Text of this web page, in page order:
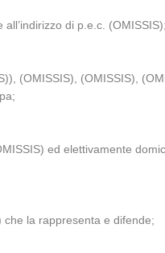
di p.e.c. (OMISSIS);
(OMISSIS), (OMISSIS),
ed elettivamente
che la rappresenta e difende;